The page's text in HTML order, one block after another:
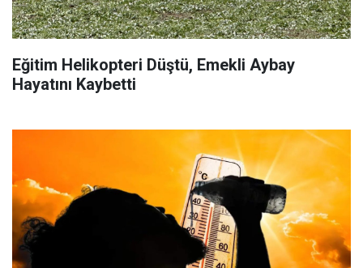
Eğitim Helikopteri Düştü, Emekli Aybay
Hayatını Kaybetti